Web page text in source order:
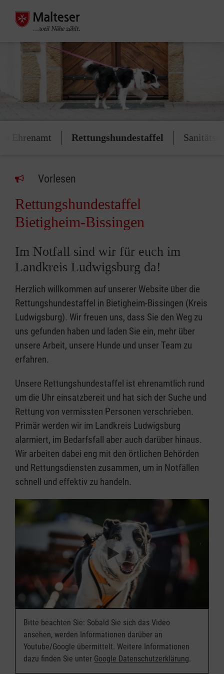
Ehrenamt Rettungshundestaffel
Vorlesen
Rettungshundestaffel
Bietigheim-Bissingen
Im Notfall sind wir für euch im
Landkreis Ludwigsburg da!
Herzlich willkommen auf unserer Website über die
Rettungshundestaffel in Bietigheim-Bissingen (Kreis
Ludwigsburg). Wir freuen uns, dass Sie den Weg zu
uns gefunden haben und laden Sie ein, mehr über
unsere Arbeit, unsere Hunde und unser Team zu
erfahren.
Unsere Rettungshundestaffel ist ehrenamtlich rund
um die Uhr einsatzbereit und hat sich der Suche und
Rettung von vermissten Personen verschrieben.
Primär werden wir im Landkreis Ludwigsburg
alarmiert, im Bedarfsfall aber auch darüber hinaus.
Wir arbeiten dabei eng mit den örtlichen Behörden
und Rettungsdiensten zusammen, um in Notfällen
schnell und effektiv zu handeln.
Bitte beachten Sie: Sobald Sie sich das Video
ansehen, werden Informationen darüber an
Youtube/Google übermittelt. Weitere Informationen
dazu finden Sie unter Google Datenschutzerklärung.